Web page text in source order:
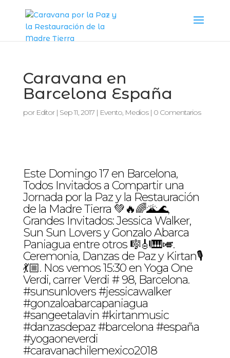
Caravana en
Barcelona España
por Editor| Sep 11, 2017| Evento, Medios| 0 Comentarios
Este Domingo 17 en Barcelona,
Todos Invitados a Compartir una
Jornada por la Paz y la Restauración
de la Madre Tierra 💚🔥🌈🌋🌊,
Grandes Invitados: Jessica Walker,
Sun Sun Lovers y Gonzalo Abarca
Paniagua entre otros 🎼🎻🎹🎺.
Ceremonia, Danzas de Paz y Kirtan🎙
💃🏼. Nos vemos 15:30 en Yoga One
Verdi, carrer Verdi # 98, Barcelona.
#sunsunlovers #jessicawalker
#gonzaloabarcapaniagua
#sangeetalavin #kirtanmusic
#danzasdepaz #barcelona #españa
#yogaoneverdi
#caravanachilemexico2018